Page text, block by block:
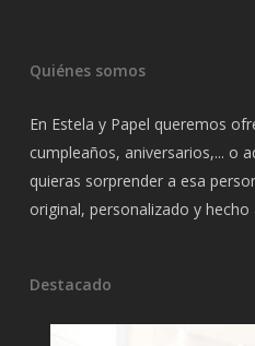
Quiénes somos
En Estela y Papel queremos
cumpleaños, aniversarios,... o
quieras sorprender a esa
original, personalizado y hecho
Destacado